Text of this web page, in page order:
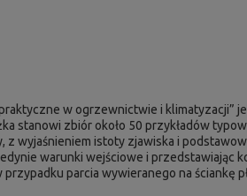
w ogrzewnictwie i
stanowi zbiór około 50 przykładów
wyjaśnieniem istoty zjawiska i
warunki wejściowe i przedstawiając
parcia wywieranego na ściankę